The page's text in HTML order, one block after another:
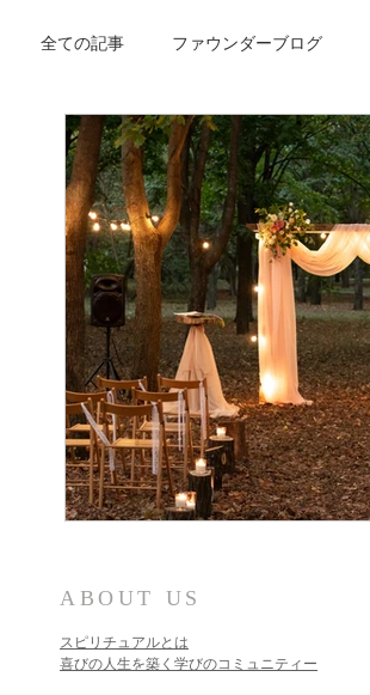
全ての記事 ファウンダーブログ
ファシリテーターワークショップ
ABOUT US
スピリチュアルとは
喜びの人生を築く学びのコミュニティー